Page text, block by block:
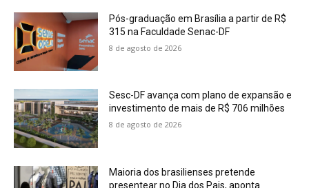
Pós-graduação em Brasília a partir de R$
315 na Faculdade Senac-DF
8 de agosto de 2026
Sesc-DF avança com plano de expansão e
investimento de mais de R$ 706 milhões
8 de agosto de 2026
Maioria dos brasilienses pretende
presentear no Dia dos Pais, aponta